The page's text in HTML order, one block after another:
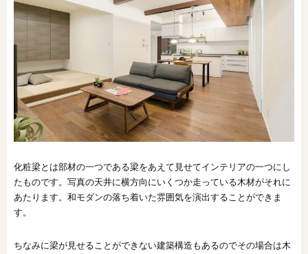
化粧梁とは部材の一つである梁をあえて見せてインテリアの一つにし
たものです。写真の天井に横方向にいくつか走っている木材がそれに
あたります。和モダンの落ち着いた雰囲気を演出することができま
す。
ちなみに梁が見せることができない建築構造もあるのでその場合は木